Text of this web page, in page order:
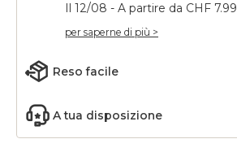
Il 12/08 - A partire da CHF 7.99
per saperne di più >
Reso facile
A tua disposizione